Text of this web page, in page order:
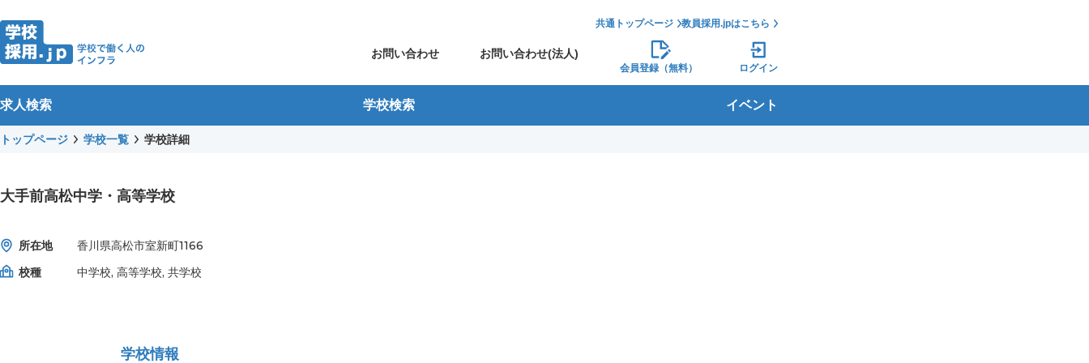
共通トップページ 教員採用.jpはこちら
お問い合わせ お問い合わせ(法人)
会員登録（無料） ログイン
求人検索 学校検索 イベント
トップページ 学校一覧 学校詳細
大手前高松中学・高等学校
所在地
香川県高松市室新町1166
校種
中学校, 高等学校, 共学校
学校情報